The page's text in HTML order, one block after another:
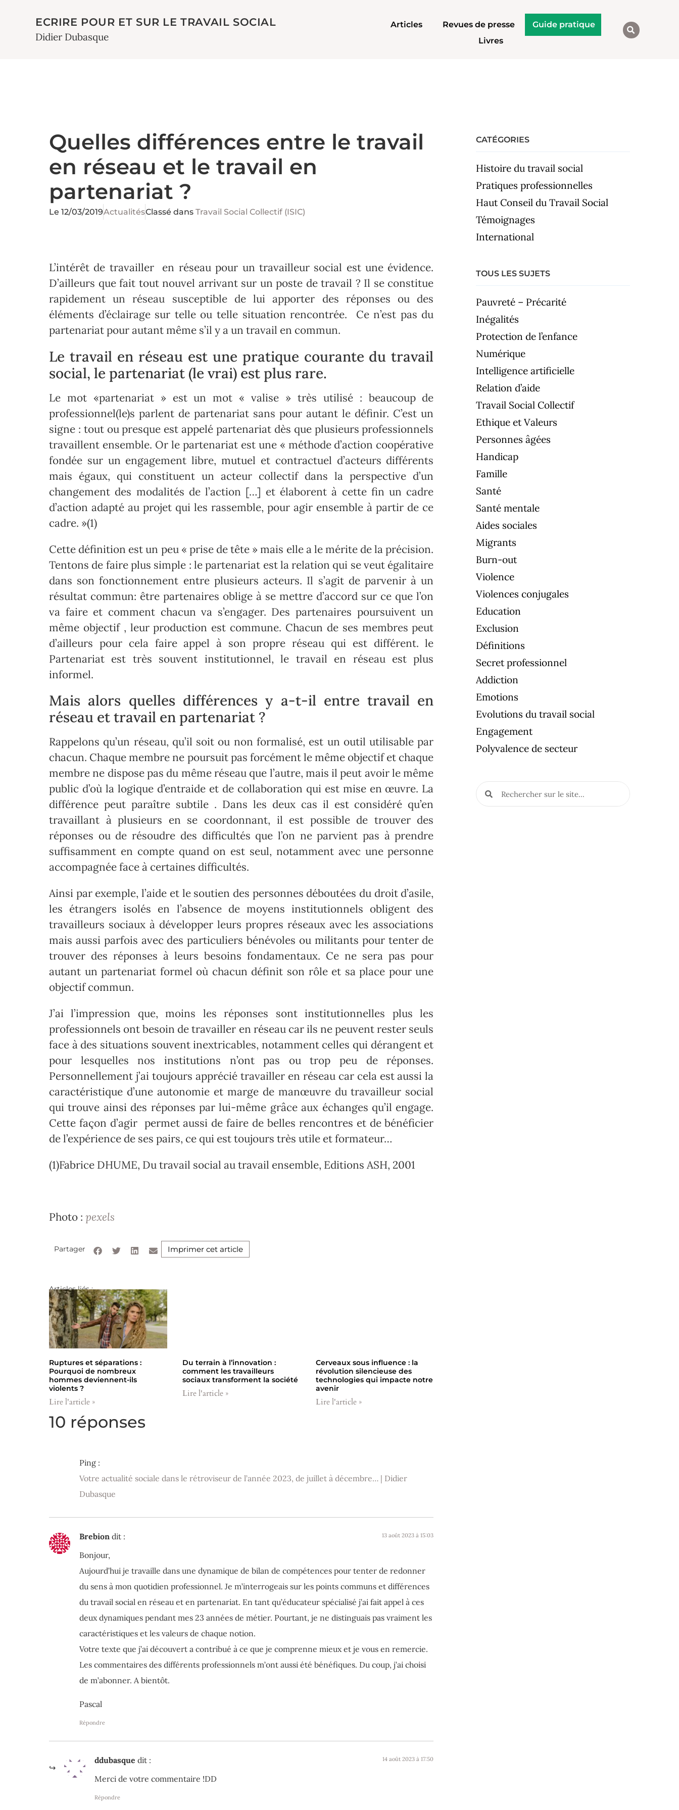
ECRIRE POUR ET SUR LE TRAVAIL SOCIAL
Didier Dubasque
Articles Revues de presse
Guide pratique
Livres
Quelles différences entre le travail
en réseau et le travail en
partenariat ?
Le 12/03/2019ActualitésClassé dans Travail Social Collectif (ISIC)
L’intérêt de travailler en réseau pour un travailleur social est une évidence.
D’ailleurs que fait tout nouvel arrivant sur un poste de travail ? Il se constitue
rapidement un réseau susceptible de lui apporter des réponses ou des
éléments d’éclairage sur telle ou telle situation rencontrée. Ce n’est pas du
partenariat pour autant même s’il y a un travail en commun.
Le travail en réseau est une pratique courante du travail
social, le partenariat (le vrai) est plus rare.
Le mot «partenariat » est un mot « valise » très utilisé : beaucoup de
professionnel(le)s parlent de partenariat sans pour autant le définir. C’est un
signe : tout ou presque est appelé partenariat dès que plusieurs professionnels
travaillent ensemble. Or le partenariat est une « méthode d’action coopérative
fondée sur un engagement libre, mutuel et contractuel d’acteurs différents
mais égaux, qui constituent un acteur collectif dans la perspective d’un
changement des modalités de l’action […] et élaborent à cette fin un cadre
d’action adapté au projet qui les rassemble, pour agir ensemble à partir de ce
cadre. »(1)
Cette définition est un peu « prise de tête » mais elle a le mérite de la précision.
Tentons de faire plus simple : le partenariat est la relation qui se veut égalitaire
dans son fonctionnement entre plusieurs acteurs. Il s’agit de parvenir à un
résultat commun: être partenaires oblige à se mettre d’accord sur ce que l’on
va faire et comment chacun va s’engager. Des partenaires poursuivent un
même objectif , leur production est commune. Chacun de ses membres peut
d’ailleurs pour cela faire appel à son propre réseau qui est différent. le
Partenariat est très souvent institutionnel, le travail en réseau est plus
informel.
Mais alors quelles différences y a-t-il entre travail en
réseau et travail en partenariat ?
Rappelons qu’un réseau, qu’il soit ou non formalisé, est un outil utilisable par
chacun. Chaque membre ne poursuit pas forcément le même objectif et chaque
membre ne dispose pas du même réseau que l’autre, mais il peut avoir le même
public d’où la logique d’entraide et de collaboration qui est mise en œuvre. La
différence peut paraître subtile . Dans les deux cas il est considéré qu’en
travaillant à plusieurs en se coordonnant, il est possible de trouver des
réponses ou de résoudre des difficultés que l’on ne parvient pas à prendre
suffisamment en compte quand on est seul, notamment avec une personne
accompagnée face à certaines difficultés.
Ainsi par exemple, l’aide et le soutien des personnes déboutées du droit d’asile,
les étrangers isolés en l’absence de moyens institutionnels obligent des
travailleurs sociaux à développer leurs propres réseaux avec les associations
mais aussi parfois avec des particuliers bénévoles ou militants pour tenter de
trouver des réponses à leurs besoins fondamentaux. Ce ne sera pas pour
autant un partenariat formel où chacun définit son rôle et sa place pour une
objectif commun.
J’ai l’impression que, moins les réponses sont institutionnelles plus les
professionnels ont besoin de travailler en réseau car ils ne peuvent rester seuls
face à des situations souvent inextricables, notamment celles qui dérangent et
pour lesquelles nos institutions n’ont pas ou trop peu de réponses.
Personnellement j’ai toujours apprécié travailler en réseau car cela est aussi la
caractéristique d’une autonomie et marge de manœuvre du travailleur social
qui trouve ainsi des réponses par lui-même grâce aux échanges qu’il engage.
Cette façon d’agir permet aussi de faire de belles rencontres et de bénéficier
de l’expérience de ses pairs, ce qui est toujours très utile et formateur…
(1)Fabrice DHUME, Du travail social au travail ensemble, Editions ASH, 2001
Photo : pexels
Partager Imprimer cet article
Articles liés :
Ruptures et séparations :
Pourquoi de nombreux
hommes deviennent-ils
violents ?
Lire l'article »
Du terrain à l’innovation :
comment les travailleurs
sociaux transforment la société
Lire l'article »
Cerveaux sous influence : la
révolution silencieuse des
technologies qui impacte notre
avenir
Lire l'article »
10 réponses
Ping :
Votre actualité sociale dans le rétroviseur de l’année 2023, de juillet à décembre… | Didier
Dubasque
Brebion dit : 13 août 2023 à 15:03
Bonjour,
Aujourd’hui je travaille dans une dynamique de bilan de compétences pour tenter de redonner
du sens à mon quotidien professionnel. Je m’interrogeais sur les points communs et différences
du travail social en réseau et en partenariat. En tant qu’éducateur spécialisé j’ai fait appel à ces
deux dynamiques pendant mes 23 années de métier. Pourtant, je ne distinguais pas vraiment les
caractéristiques et les valeurs de chaque notion.
Votre texte que j’ai découvert a contribué à ce que je comprenne mieux et je vous en remercie.
Les commentaires des différents professionnels m’ont aussi été bénéfiques. Du coup, j’ai choisi
de m’abonner. A bientôt.
Pascal
Répondre
ddubasque dit : 14 août 2023 à 17:50
Merci de votre commentaire !DD
Répondre
CATÉGORIES
Histoire du travail social
Pratiques professionnelles
Haut Conseil du Travail Social
Témoignages
International
TOUS LES SUJETS
Pauvreté – Précarité
Inégalités
Protection de l’enfance
Numérique
Intelligence artificielle
Relation d’aide
Travail Social Collectif
Ethique et Valeurs
Personnes âgées
Handicap
Famille
Santé
Santé mentale
Aides sociales
Migrants
Burn-out
Violence
Violences conjugales
Education
Exclusion
Définitions
Secret professionnel
Addiction
Emotions
Evolutions du travail social
Engagement
Polyvalence de secteur